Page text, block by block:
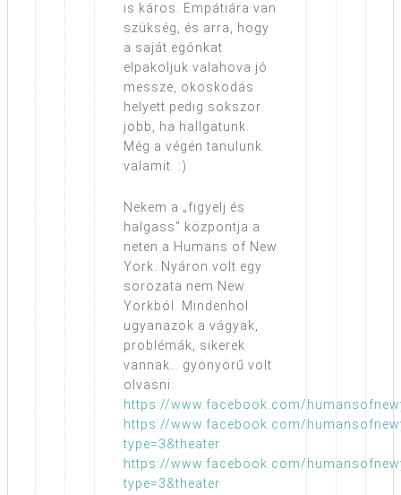
is káros. Empátiára van
szükség, és arra, hogy
a saját egónkat
elpakoljuk valahova jó
messze, okoskodás
helyett pedig sokszor
jobb, ha hallgatunk.
Még a végén tanulunk
valamit. :)
Nekem a „figyelj és
halgass” központja a
neten a Humans of New
York. Nyáron volt egy
sorozata nem New
Yorkból. Mindenhol
ugyanazok a vágyak,
problémák, sikerek
vannak… gyönyörű volt
olvasni.
https://www.facebook.com/
https://www.facebook.com/
type=3&theater
https://www.facebook.com/
type=3&theater